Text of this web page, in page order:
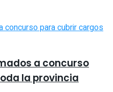
a concurso
la provincia